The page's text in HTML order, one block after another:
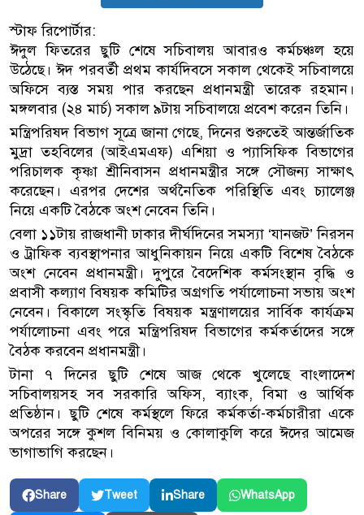
স্টাফ রিপোর্টার:
ঈদুল ফিতরের ছুটি শেষে সচিবালয় আবারও কর্মচঞ্চল হয়ে
উঠেছে। ঈদ পরবর্তী প্রথম কার্যদিবসে সকাল থেকেই সচিবালয়ে
অফিসে ব্যস্ত সময় পার করছেন প্রধানমন্ত্রী তারেক রহমান।
মঙ্গলবার (২৪ মার্চ) সকাল ৯টায় সচিবালয়ে প্রবেশ করেন তিনি।
মন্ত্রিপরিষদ বিভাগ সূত্রে জানা গেছে, দিনের শুরুতেই আন্তর্জাতিক
মুদ্রা তহবিলের (আইএমএফ) এশিয়া ও প্যাসিফিক বিভাগের
পরিচালক কৃষ্ণা শ্রীনিবাসন প্রধানমন্ত্রীর সঙ্গে সৌজন্য সাক্ষাৎ
করেছেন। এরপর দেশের অর্থনৈতিক পরিস্থিতি এবং চ্যালেঞ্জ
নিয়ে একটি বৈঠকে অংশ নেবেন তিনি।
বেলা ১১টায় রাজধানী ঢাকার দীর্ঘদিনের সমস্যা ‘যানজট’ নিরসন
ও ট্রাফিক ব্যবস্থাপনার আধুনিকায়ন নিয়ে একটি বিশেষ বৈঠকে
অংশ নেবেন প্রধানমন্ত্রী। দুপুরে বৈদেশিক কর্মসংস্থান বৃদ্ধি ও
প্রবাসী কল্যাণ বিষয়ক কমিটির অগ্রগতি পর্যালোচনা সভায় অংশ
নেবেন। বিকালে সংস্কৃতি বিষয়ক মন্ত্রণালয়ের সার্বিক কার্যক্রম
পর্যালোচনা এবং পরে মন্ত্রিপরিষদ বিভাগের কর্মকর্তাদের সঙ্গে
বৈঠক করবেন প্রধানমন্ত্রী।
টানা ৭ দিনের ছুটি শেষে আজ থেকে খুলেছে বাংলাদেশ
সচিবালয়সহ সব সরকারি অফিস, ব্যাংক, বিমা ও আর্থিক
প্রতিষ্ঠান। ছুটি শেষে কর্মস্থলে ফিরে কর্মকর্তা-কর্মচারীরা একে
অপরের সঙ্গে কুশল বিনিময় ও কোলাকুলি করে ঈদের আমেজ
ভাগাভাগি করছেন।
Share Tweet Share WhatsApp